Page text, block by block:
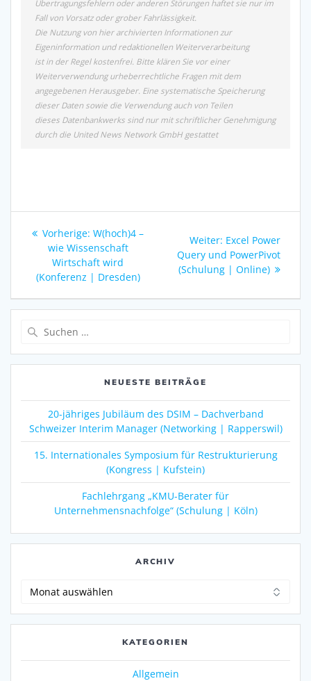
Übertragungsfehlern oder anderen Störungen haftet sie nur im
Fall von Vorsatz oder grober Fahrlässigkeit.
Die Nutzung von hier archivierten Informationen zur
Eigeninformation und redaktionellen Weiterverarbeitung
ist in der Regel kostenfrei. Bitte klären Sie vor einer
Weiterverwendung urheberrechtliche Fragen mit dem
angegebenen Herausgeber. Eine systematische Speicherung
dieser Daten sowie die Verwendung auch von Teilen
dieses Datenbankwerks sind nur mit schriftlicher Genehmigung
durch die United News Network GmbH gestattet
Beitragsnavigation
Vorherige: Vorheriger
Beitrag:
W(hoch)4 –
wie Wissenschaft
Wirtschaft wird
(Konferenz | Dresden)
Weiter: Nächster
Beitrag:
Excel Power
Query und PowerPivot
(Schulung | Online)
NEUESTE BEITRÄGE
20-jähriges Jubiläum des DSIM – Dachverband
Schweizer Interim Manager (Networking | Rapperswil)
15. Internationales Symposium für Restrukturierung
(Kongress | Kufstein)
Fachlehrgang „KMU-Berater für
Unternehmensnachfolge“ (Schulung | Köln)
ARCHIV
KATEGORIEN
Allgemein